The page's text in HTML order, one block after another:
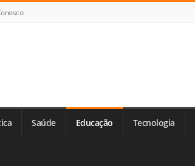
Saúde Educação Tecnologia